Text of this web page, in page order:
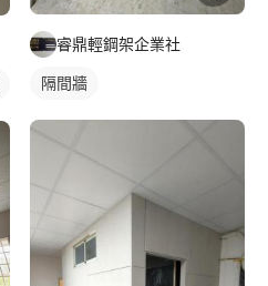
睿鼎輕鋼架企業社
隔間牆